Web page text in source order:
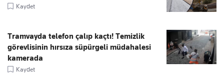
Kaydet
Tramvayda telefon çalıp kaçtı! Temizlik
görevlisinin hırsıza süpürgeli müdahalesi
kamerada
Kaydet